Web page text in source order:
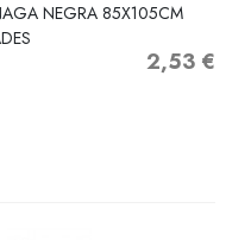
NEGRA 85X105CM
Precio
2,53 €